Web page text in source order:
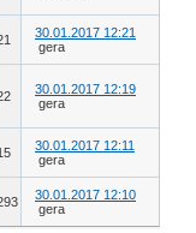
30.01.2017 12:21
gera
30.01.2017 12:19
gera
30.01.2017 12:11
gera
30.01.2017 12:10
gera